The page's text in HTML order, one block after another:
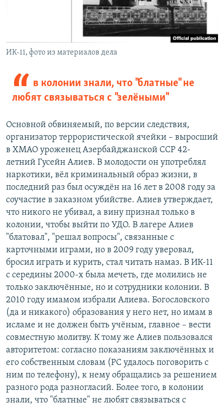
ИК-11, фото из материалов дела
в колонии знали, что "блатные" не
любят связываться с "зелёными"
Основной обвиняемый, по версии следствия,
организатор террористической ячейки – выросший
в ХМАО уроженец Азербайджанской ССР 42-
летний Гусейн Алиев. В молодости он употреблял
наркотики, вёл криминальный образ жизни, в
последний раз был осуждён на 16 лет в 2008 году за
соучастие в заказном убийстве. Алиев утверждает,
что никого не убивал, а вину признал только в
колонии, чтобы выйти по УДО. В лагере Алиев
"блатовал", "решал вопросы", связанные с
карточными играми, но в 2009 году уверовал,
бросил играть и курить, стал читать намаз. В ИК-11
с середины 2000-х была мечеть, где молились не
только заключённые, но и сотрудники колонии. В
2010 году имамом избрали Алиева. Богословского
(да и никакого) образования у него нет, но имам в
исламе и не должен быть учёным, главное – вести
совместную молитву. К тому же Алиев пользовался
авторитетом: согласно показаниям заключённых и
его собственным словам (РС удалось поговорить с
ним по телефону), к нему обращались за решением
разного рода разногласий. Более того, в колонии
знали, что "блатные" не любят связываться с